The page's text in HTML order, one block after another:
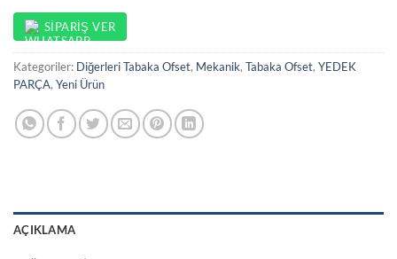
SIPARIŞ VER
Kategoriler: Diğerleri Tabaka Ofset, Mekanik, Tabaka Ofset, YEDEK
PARÇA, Yeni Ürün
AÇIKLAMA